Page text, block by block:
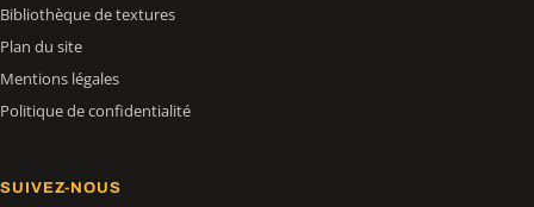
Bibliothèque de textures
Plan du site
Mentions légales
Politique de confidentialité
SUIVEZ-NOUS